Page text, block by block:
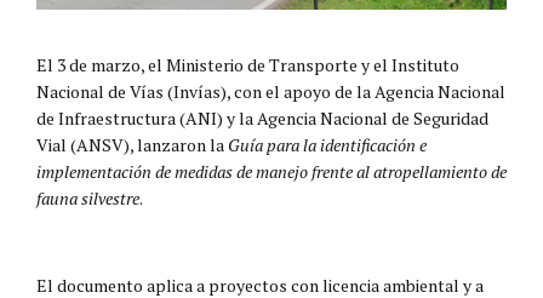
El 3 de marzo, el Ministerio de Transporte y el Instituto
Nacional de Vías (Invías), con el apoyo de la Agencia Nacional
de Infraestructura (ANI) y la Agencia Nacional de Seguridad
Vial (ANSV), lanzaron la Guía para la identificación e
implementación de medidas de manejo frente al atropellamiento de
fauna silvestre.
El documento aplica a proyectos con licencia ambiental y a